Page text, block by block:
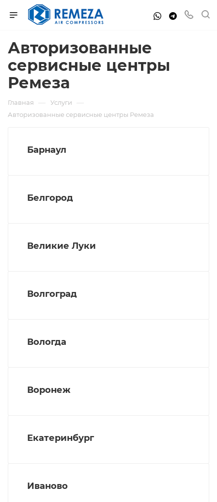
Авторизованные
сервисные центры
Ремеза
Главная — Услуги —
Авторизованные сервисные центры Ремеза
Барнаул
Белгород
Великие Луки
Волгоград
Вологда
Воронеж
Екатеринбург
Иваново